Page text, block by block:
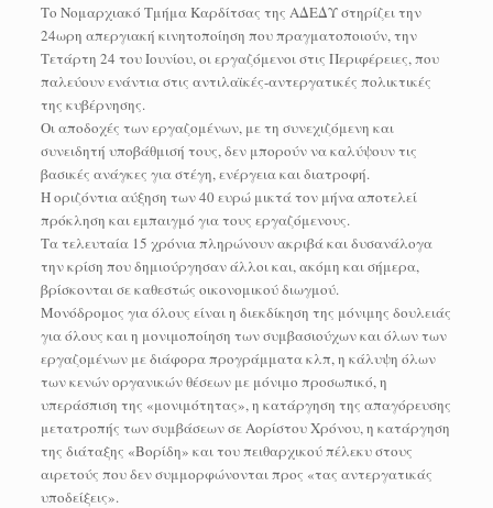
Το Νομαρχιακό Τμήμα Καρδίτσας της ΑΔΕΔΥ στηρίζει την
24ωρη απεργιακή κινητοποίηση που πραγματοποιούν, την
Τετάρτη 24 του Ιουνίου, οι εργαζόμενοι στις Περιφέρειες, που
παλεύουν ενάντια στις αντιλαϊκές-αντεργατικές πολικτικές
της κυβέρνησης.
Οι αποδοχές των εργαζομένων, με τη συνεχιζόμενη και
συνειδητή υποβάθμισή τους, δεν μπορούν να καλύψουν τις
βασικές ανάγκες για στέγη, ενέργεια και διατροφή.
Η οριζόντια αύξηση των 40 ευρώ μικτά τον μήνα αποτελεί
πρόκληση και εμπαιγμό για τους εργαζόμενους.
Τα τελευταία 15 χρόνια πληρώνουν ακριβά και δυσανάλογα
την κρίση που δημιούργησαν άλλοι και, ακόμη και σήμερα,
βρίσκονται σε καθεστώς οικονομικού διωγμού.
Μονόδρομος για όλους είναι η διεκδίκηση της μόνιμης δουλειάς
για όλους και η μονιμοποίηση των συμβασιούχων και όλων των
εργαζομένων με διάφορα προγράμματα κλπ, η κάλυψη όλων
των κενών οργανικών θέσεων με μόνιμο προσωπικό, η
υπεράσπιση της «μονιμότητας», η κατάργηση της απαγόρευσης
μετατροπής των συμβάσεων σε Αορίστου Χρόνου, η κατάργηση
της διάταξης «Βορίδη» και του πειθαρχικού πέλεκυ στους
αιρετούς που δεν συμμορφώνονται προς «τας αντεργατικάς
υποδείξεις».